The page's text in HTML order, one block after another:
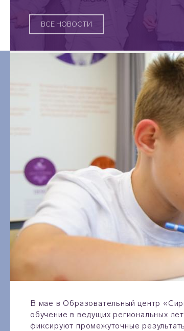
ВСЕ НОВОСТИ
В мае в Образовательный центр
обучение в ведущих региональных
фиксируют промежуточные